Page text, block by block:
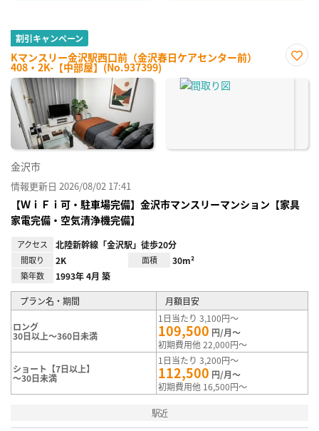
割引キャンペーン
Kマンスリー金沢駅西口前（金沢春日ケアセンター前）
408・2K-【中部屋】(No.937399)
に入
金沢市
情報更新日 2026/08/02 17:41
【ＷｉＦｉ可・駐車場完備】金沢市マンスリーマンション【家具
家電完備・空気清浄機完備】
アクセス 北陸新幹線「金沢駅」徒歩20分
間取り 2K 面積 30m²
築年数 1993年 4月 築
プラン名・期間 月額目安
ロング
30日以上～360日未満
1日当たり 3,100円～
109,500 円/月～
初期費用他 22,000円～
ショート【7日以上】
～30日未満
1日当たり 3,200円～
112,500 円/月～
初期費用他 16,500円～
駅近